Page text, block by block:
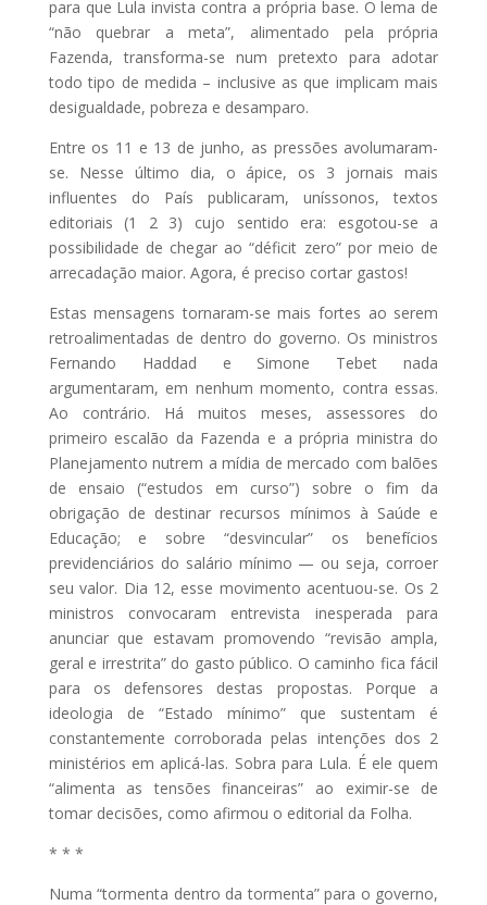
para que Lula invista contra a própria base. O lema de
“não quebrar a meta”, alimentado pela própria
Fazenda, transforma-se num pretexto para adotar
todo tipo de medida – inclusive as que implicam mais
desigualdade, pobreza e desamparo.
Entre os 11 e 13 de junho, as pressões avolumaram-
se. Nesse último dia, o ápice, os 3 jornais mais
influentes do País publicaram, uníssonos, textos
editoriais (1 2 3) cujo sentido era: esgotou-se a
possibilidade de chegar ao “déficit zero” por meio de
arrecadação maior. Agora, é preciso cortar gastos!
Estas mensagens tornaram-se mais fortes ao serem
retroalimentadas de dentro do governo. Os ministros
Fernando Haddad e Simone Tebet nada
argumentaram, em nenhum momento, contra essas.
Ao contrário. Há muitos meses, assessores do
primeiro escalão da Fazenda e a própria ministra do
Planejamento nutrem a mídia de mercado com balões
de ensaio (“estudos em curso”) sobre o fim da
obrigação de destinar recursos mínimos à Saúde e
Educação; e sobre “desvincular” os benefícios
previdenciários do salário mínimo — ou seja, corroer
seu valor. Dia 12, esse movimento acentuou-se. Os 2
ministros convocaram entrevista inesperada para
anunciar que estavam promovendo “revisão ampla,
geral e irrestrita” do gasto público. O caminho fica fácil
para os defensores destas propostas. Porque a
ideologia de “Estado mínimo” que sustentam é
constantemente corroborada pelas intenções dos 2
ministérios em aplicá-las. Sobra para Lula. É ele quem
“alimenta as tensões financeiras” ao eximir-se de
tomar decisões, como afirmou o editorial da Folha.
* * *
Numa “tormenta dentro da tormenta” para o governo,